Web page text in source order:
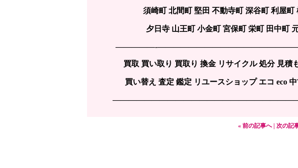
須崎町 北間町 堅田 不動寺町 深谷町 利屋
夕日寺 山王町 小金町 宮保町 栄町 田中町
—————-
買取 買い取り 買取り 換金 リサイクル 処分 見積
買い替え 査定 鑑定 リユースショップ エコ eco
« 前の記事へ| 次の記